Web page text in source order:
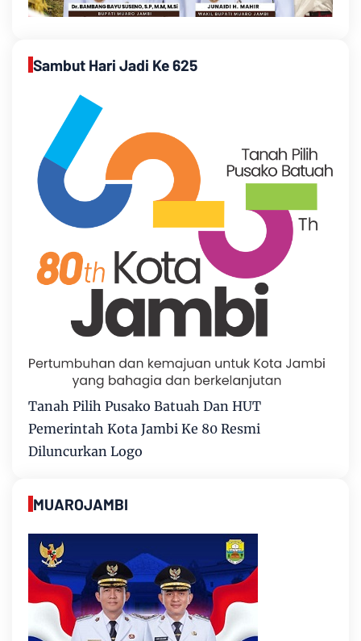
Sambut Hari Jadi Ke 625
Tanah Pilih Pusako Batuah Dan HUT
Pemerintah Kota Jambi Ke 80 Resmi
Diluncurkan Logo
MUAROJAMBI